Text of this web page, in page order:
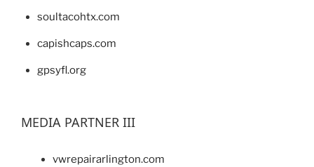
soultacohtx.com
capishcaps.com
gpsyfl.org
MEDIA PARTNER III
vwrepairarlington.com